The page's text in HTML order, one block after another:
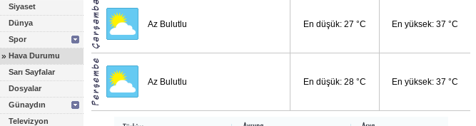
Siyaset
Dünya
Spor
» Hava Durumu
Sarı Sayfalar
Dosyalar
Günaydın
Televizyon
Az Bulutlu En düşük: 27 °C En yüksek: 37 °C
Az Bulutlu En düşük: 28 °C En yüksek: 37 °C